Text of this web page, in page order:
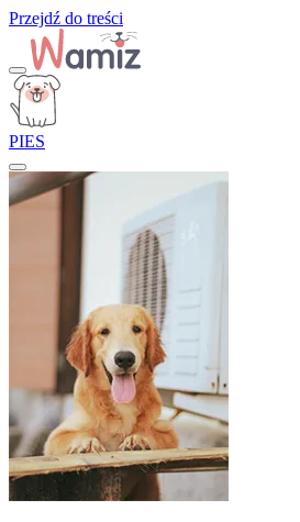
Przejdź do treści
PIES